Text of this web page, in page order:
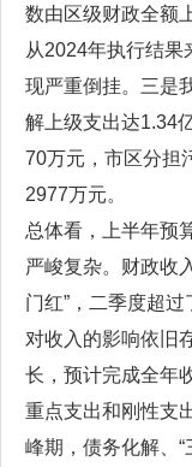
数由区级财政全额
从2024年执行结果
现严重倒挂。三是
解上级支出达1.34
70万元，市区分担
2977万元。
总体看，上半年预
严峻复杂。财政收
门红”，二季度超
对收入的影响依旧
长，预计完成全年
重点支出和刚性支
峰期，债务化解、